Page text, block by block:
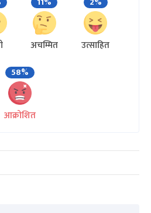
अचम्मित
उत्साहित
58%
आक्रोशित